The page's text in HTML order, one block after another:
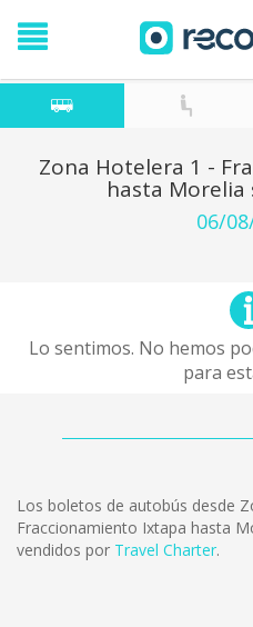
Zona Hotelera 1 -
hasta Morelia
06/
Lo sentimos. No hemos
para
Los boletos de autobús desde
Fraccionamiento Ixtapa hasta
vendidos por Travel Charter.